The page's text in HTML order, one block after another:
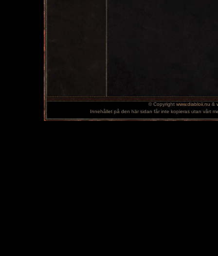
© Copyright www.diabloii.nu &
Innehållet på den här sidan får inte kopieras utan vårt